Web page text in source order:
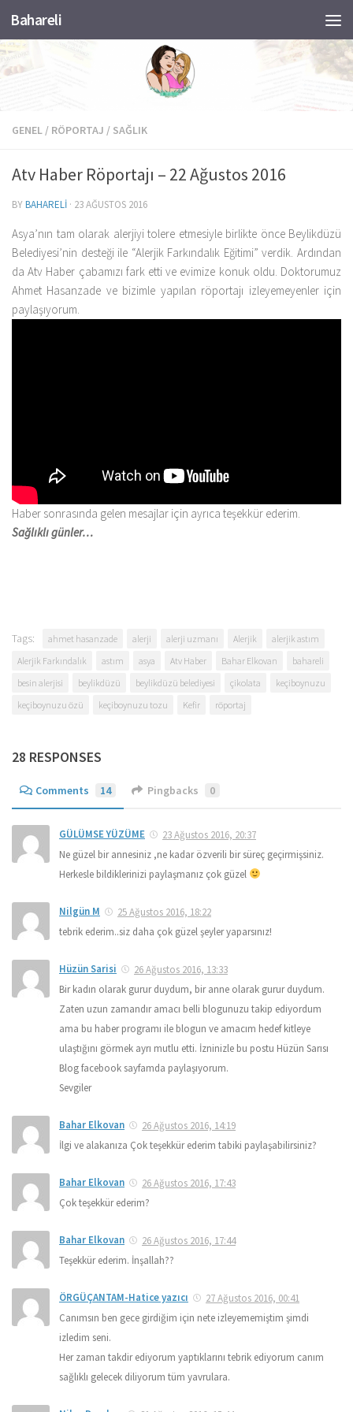
Skip to content
Bahareli
GENEL / RÖPORTAJ / SAĞLIK
Atv Haber Röportajı – 22 Ağustos 2016
BYBAHARELI · 23 AĞUSTOS 2016
Asya’nın tam olarak alerjiyi tolere etmesiyle birlikte önce Beylikdüzü
Belediyesi’nin desteği ile “Alerjik Farkındalık Eğitimi” verdik. Ardından
da Atv Haber çabamızı fark etti ve evimize konuk oldu. Doktorumuz
Ahmet Hasanzade ve bizimle yapılan röportajı izleyemeyenler için
paylaşıyorum.
Haber sonrasında gelen mesajlar için ayrıca teşekkür ederim.
Sağlıklı günler…
Tags: ahmet hasanzade alerji alerji uzmanı Alerjik
alerjik astım
Alerjik Farkındalık
astım asya Atv Haber Bahar Elkovan
bahareli
besin alerjisi
beylikdüzü beylikdüzü belediyesi çikolata
keçiboynuzu
keçiboynuzu özü
keçiboynuzu tozu Kefir röportaj
28 RESPONSES
Comments 14 Pingbacks 0
GÜLÜMSE YÜZÜME
23 Ağustos 2016, 20:37
Ne güzel bir annesiniz ,ne kadar özverili bir süreç geçirmişsiniz.
Herkesle bildiklerinizi paylaşmanız çok güzel
Nilgün M
25 Ağustos 2016, 18:22
tebrik ederim..siz daha çok güzel şeyler yaparsınız!
Hüzün Sarisi
26 Ağustos 2016, 13:33
Bir kadın olarak gurur duydum, bir anne olarak gurur duydum.
Zaten uzun zamandır amacı belli blogunuzu takip ediyordum
ama bu haber programı ile blogun ve amacım hedef kitleye
ulaştığını görmek ayrı mutlu etti. İzninizle bu postu Hüzün Sarısı
Blog facebook sayfamda paylaşıyorum.
Sevgiler
Bahar Elkovan
26 Ağustos 2016, 14:19
İlgi ve alakanıza Çok teşekkür ederim tabiki paylaşabilirsiniz?
Bahar Elkovan
26 Ağustos 2016, 17:43
Çok teşekkür ederim?
Bahar Elkovan
26 Ağustos 2016, 17:44
Teşekkür ederim. İnşallah??
ÖRGÜÇANTAM-Hatice yazıcı
27 Ağustos 2016, 00:41
Canımsın ben gece girdiğim için nete izleyememiştim şimdi
izledim seni.
Her zaman takdir ediyorum yaptıklarını tebrik ediyorum canım
sağlıklı gelecek diliyorum tüm yavrulara.